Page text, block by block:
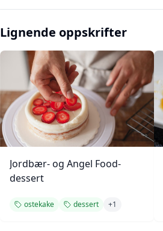
Lignende oppskrifter
Jordbær- og Angel Food-
dessert
ostekake dessert +1